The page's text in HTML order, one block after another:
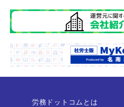
労務ドットコムとは